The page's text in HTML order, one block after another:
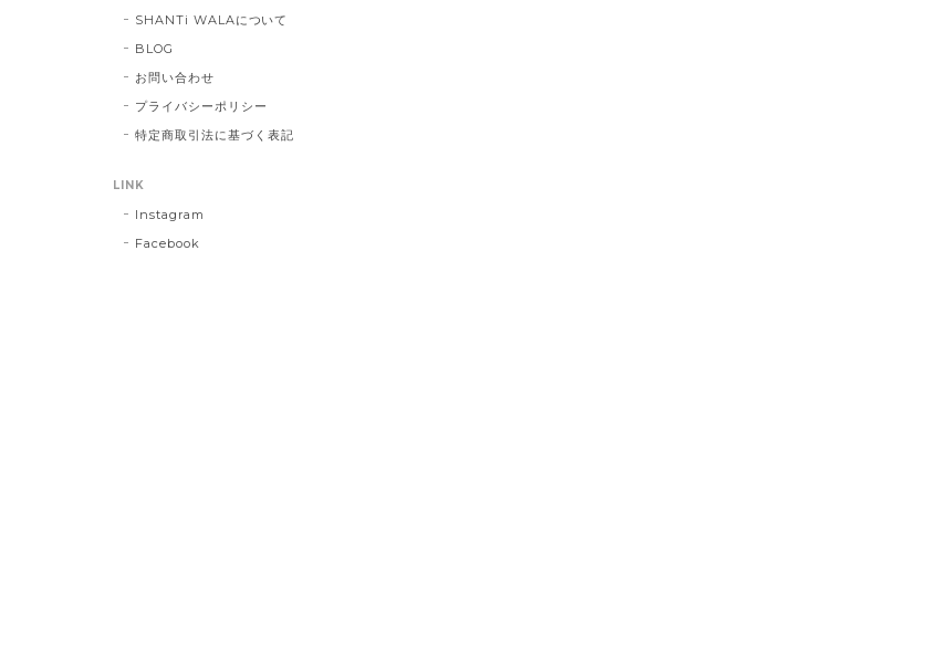
SHANTi WALAについて
BLOG
お問い合わせ
プライバシーポリシー
特定商取引法に基づく表記
LINK
Instagram
Facebook